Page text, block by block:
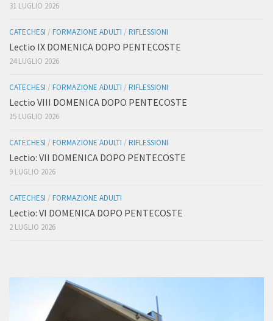
31 LUGLIO 2026
CATECHESI / FORMAZIONE ADULTI / RIFLESSIONI
Lectio IX DOMENICA DOPO PENTECOSTE
24 LUGLIO 2026
CATECHESI / FORMAZIONE ADULTI / RIFLESSIONI
Lectio VIII DOMENICA DOPO PENTECOSTE
15 LUGLIO 2026
CATECHESI / FORMAZIONE ADULTI / RIFLESSIONI
Lectio: VII DOMENICA DOPO PENTECOSTE
9 LUGLIO 2026
CATECHESI / FORMAZIONE ADULTI
Lectio: VI DOMENICA DOPO PENTECOSTE
2 LUGLIO 2026